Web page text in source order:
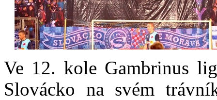
Ve 12. kole Gambrinus
Slovácko na svém